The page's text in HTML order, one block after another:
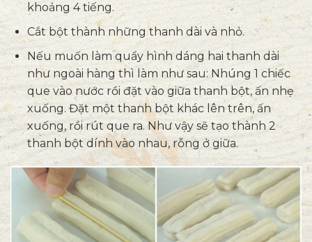
khoảng 4 tiếng.
Cắt bột thành những thanh dài và nhỏ.
Nếu muốn làm quẩy hình dáng hai thanh dài
như ngoài hàng thì làm như sau: Nhúng 1 chiếc
que vào nước rồi đặt vào giữa thanh bột, ấn nhẹ
xuống. Đặt một thanh bột khác lên trên, ấn
xuống, rồi rút que ra. Như vậy sẽ tạo thành 2
thanh bột dính vào nhau, rỗng ở giữa.